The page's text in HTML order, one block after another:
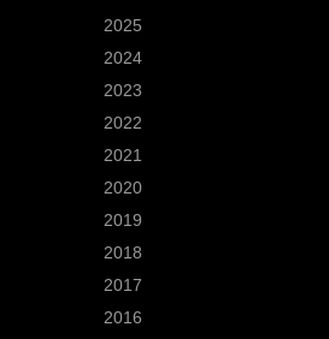
2025
2024
2023
2022
2021
2020
2019
2018
2017
2016